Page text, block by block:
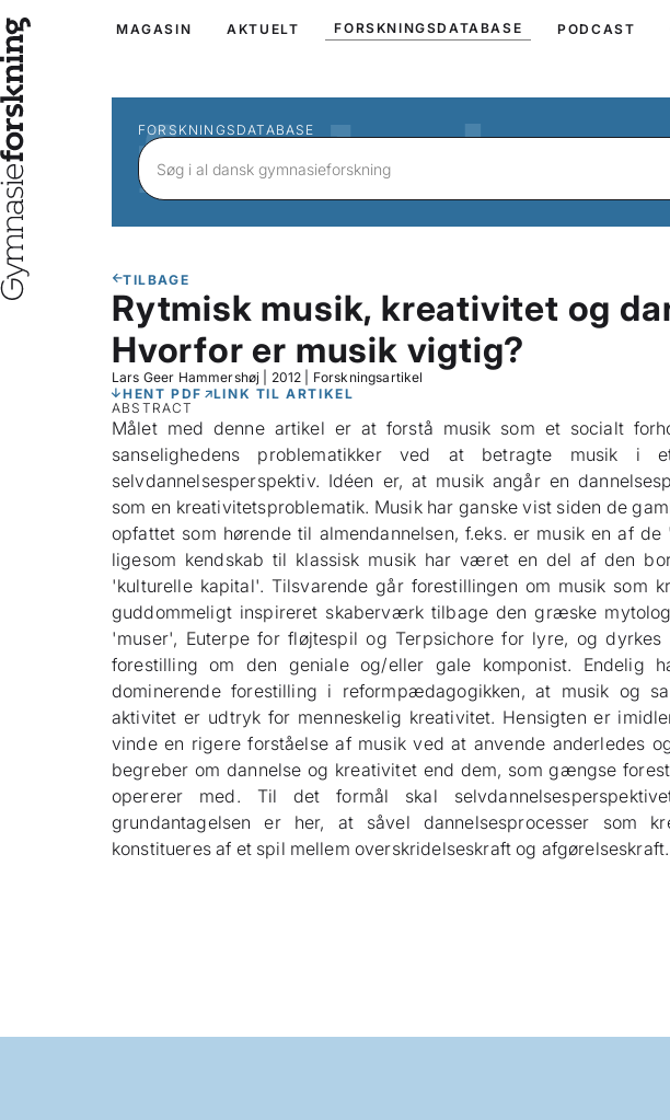
MAGASIN AKTUELT FORSKNINGSDATABASE PODCAST
FORSKNINGSDATABASE
TILBAGE
Rytmisk musik, kreativitet og
Hvorfor er musik vigtig?
Lars Geer Hammershøj 2012
Forskningsartikel
HENT PDF
LINK TIL ARTIKEL
ABSTRACT
Målet med denne artikel er at forstå musik som et socialt
sanselighedens problematikker ved at betragte musik i
selvdannelsesperspektiv. Idéen er, at musik angår en
som en kreativitetsproblematik. Musik har ganske vist siden de
opfattet som hørende til almendannelsen, f.eks. er musik en af
ligesom kendskab til klassisk musik har været en del af den
'kulturelle kapital'. Tilsvarende går forestillingen om musik som
guddommeligt inspireret skaberværk tilbage den græske
'muser', Euterpe for fløjtespil og Terpsichore for lyre, og dyrkes
forestilling om den geniale og/eller gale komponist. Endelig
dominerende forestilling i reformpædagogikken, at musik og
aktivitet er udtryk for menneskelig kreativitet. Hensigten er
vinde en rigere forståelse af musik ved at anvende anderledes
begreber om dannelse og kreativitet end dem, som gængse
opererer med. Til det formål skal
grundantagelsen er her, at såvel dannelsesprocesser som
konstitueres af et spil mellem overskridelseskraft og afgørelseskraft.